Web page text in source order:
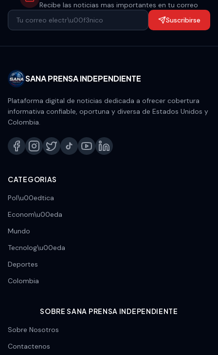
Recibe las noticias mas importantes en tu correo
Suscribirse
SANA PRENSA INDEPENDIENTE
Plataforma digital de noticias dedicada a ofrecer cobertura
informativa confiable, oportuna y diversa de Estados Unidos y
Colombia.
CATEGORIAS
Pol\u00edtica
Econom\u00eda
Mundo
Tecnolog\u00eda
Deportes
Colombia
SOBRE SANA PRENSA INDEPENDIENTE
Sobre Nosotros
Contactenos